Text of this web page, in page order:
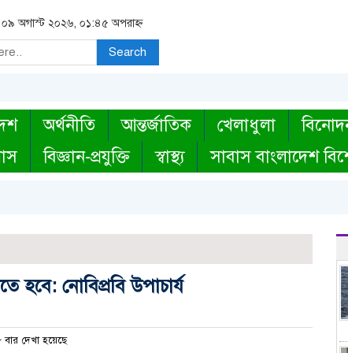
০৯ অগাস্ট ২০২৬, ০১:৪৫ অপরাহ্ন
Search
অর্থনীতি আন্তর্জাতিক খেলাধুলা
বিজ্ঞান-প্রযুক্তি স্বাস্থ্য সাবাস বাংলাদেশ
নোবিপ্রবি উপাচার্য
দেখা হয়েছে